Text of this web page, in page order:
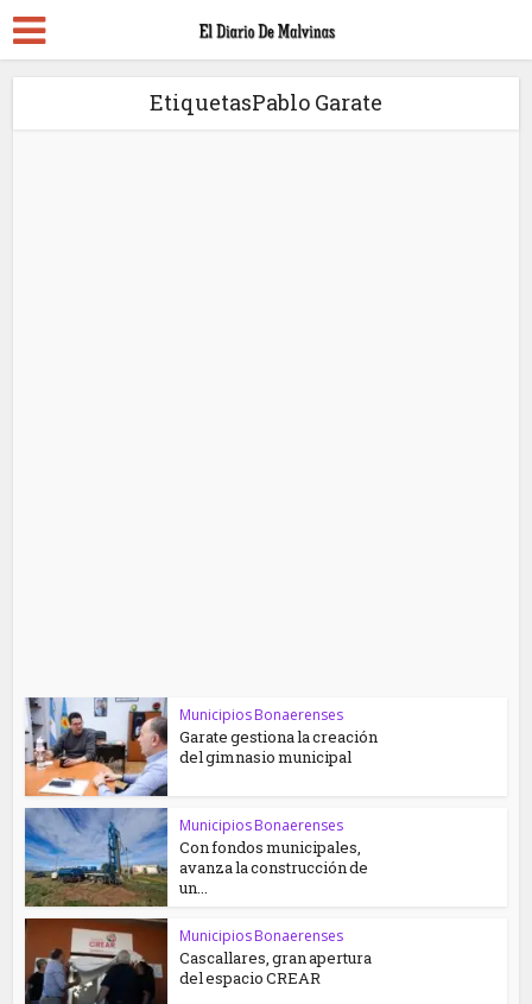
EtiquetasPablo Garate
Municipios Bonaerenses
Garate gestiona la creación
del gimnasio municipal
Municipios Bonaerenses
Con fondos municipales,
avanza la construcción de
un...
Municipios Bonaerenses
Cascallares, gran apertura
del espacio CREAR